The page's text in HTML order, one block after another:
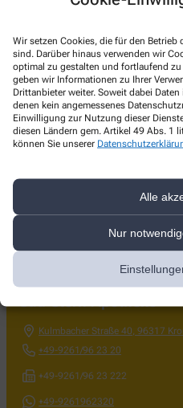
Wir setzen Cookies, die für den
sind. Darüber hinaus verwenden wir
optimal zu gestalten und fortlaufend
geben wir Informationen zu Ihrer
Drittanbieter weiter. Soweit dabei
denen kein angemessenes
Einwilligung zur Nutzung dieser
diesen Ländern gem. Artikel 49 Abs. 1
können Sie unserer
Alle
Nur
09261 / 96 23 20oder bequem
unterstützen!
Diese Zahlungsmethoden
unseres Botendienstes zur
Kulmbacher Straße 40, 96317
+49-9261/96 23 20
+49-9261/96 23 222
+49-9261962320